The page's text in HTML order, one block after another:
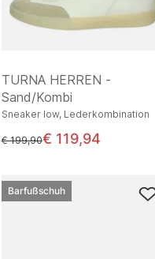
TURNA HERREN -
Sand/Kombi
Sneaker low, Lederkombination
statt
€ 199,90€ 119,94
Barfußschuh